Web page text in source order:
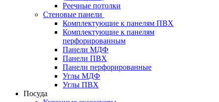
Реечные потолки
Стеновые панели
Комплектующие к панелям ПВХ
Комплектующие к панелям
перфорированным
Панели МДФ
Панели ПВХ
Панели перфорированные
Углы МДФ
Углы ПВХ
Посуда